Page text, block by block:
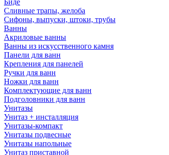
Биде
Сливные трапы, желоба
Сифоны, выпуски, штоки, трубы
Ванны
Акриловые ванны
Ванны из искусственного камня
Панели для ванн
Крепления для панелей
Ручки для ванн
Ножки для ванн
Комплектующие для ванн
Подголовники для ванн
Унитазы
Унитаз + инсталляция
Унитазы-компакт
Унитазы подвесные
Унитазы напольные
Унитаз приставной